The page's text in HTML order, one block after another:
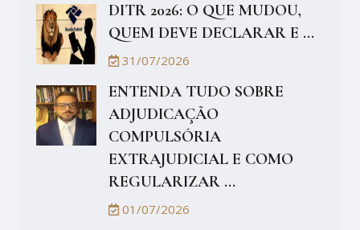
DITR 2026: O QUE MUDOU,
QUEM DEVE DECLARAR E ...
31/07/2026
ENTENDA TUDO SOBRE
ADJUDICAÇÃO
COMPULSÓRIA
EXTRAJUDICIAL E COMO
REGULARIZAR ...
01/07/2026